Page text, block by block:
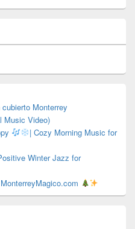
Monterrey
Music Video)
| Cozy Morning Music for
Winter Jazz for